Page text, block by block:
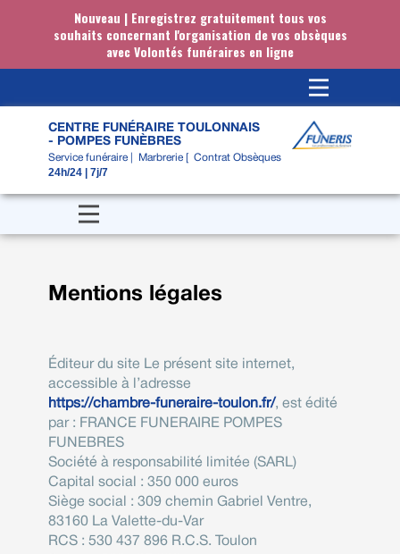
Nouveau | Enregistrez gratuitement tous vos
souhaits concernant l'organisation de vos obsèques
avec Volontés funéraires en ligne
CENTRE FUNÉRAIRE TOULONNAIS
- POMPES FUNÈBRES
Service funéraire | Marbrerie [ Contrat Obsèques
24h/24 | 7j/7
Mentions légales
Éditeur du site Le présent site internet,
accessible à l’adresse
https://chambre-funeraire-toulon.fr/, est édité
par : FRANCE FUNERAIRE POMPES
FUNEBRES
Société à responsabilité limitée (SARL)
Capital social : 350 000 euros
Siège social : 309 chemin Gabriel Ventre,
83160 La Valette-du-Var
RCS : 530 437 896 R.C.S. Toulon